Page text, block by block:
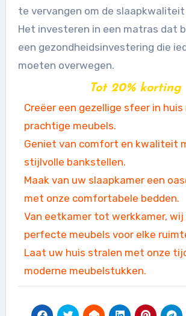
te vervangen om de
Het investeren in een matras dat
een gezondheidsinvestering die
moeten overwegen.
Tot 20% korting
Creëer een gezellige sfeer in huis met onze
prachtige meubels.
Geniet van comfort en kwaliteit
stijlvolle bankstellen.
Maak van uw slaapkamer een
met onze comfortabele bedden.
Van eetkamer tot werkkamer, wij
perfecte meubels voor elke
Laat uw huis stralen met onze
moderne meubelstukken.